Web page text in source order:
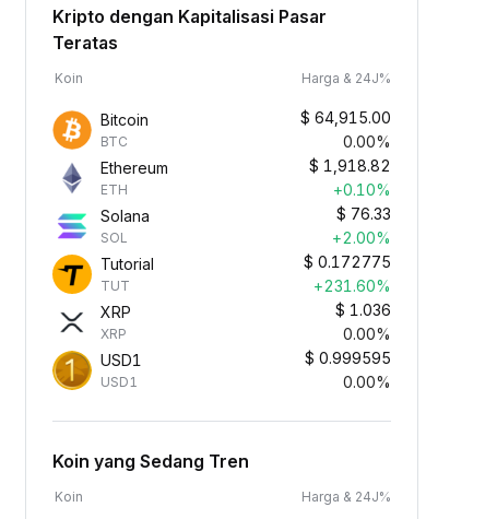
Kripto dengan Kapitalisasi Pasar
Teratas
Koin Harga & 24J%
Bitcoin
BTC
$ 64,915.00
0.00%
Ethereum
ETH
$ 1,918.82
+0.10%
Solana
SOL
$ 76.33
+2.00%
Tutorial
TUT
$ 0.172775
+231.60%
XRP
XRP
$ 1.036
0.00%
USD1
USD1
$ 0.999595
0.00%
Koin yang Sedang Tren
Koin Harga & 24J%